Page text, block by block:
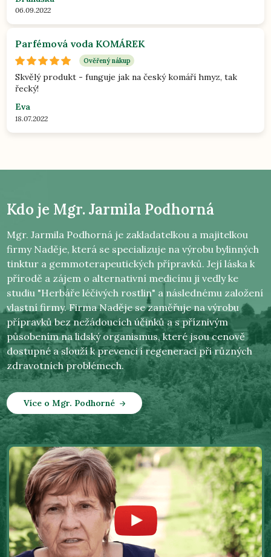
06.09.2022
Parfémová voda KOMÁREK
Ověřený nákup
Skvělý produkt - funguje jak na český komáří hmyz, tak
řecký!
Eva
18.07.2022
Kdo je Mgr. Jarmila Podhorná
Mgr. Jarmila Podhorná je zakladatelkou a majitelkou
firmy Naděje, která se specializuje na výrobu bylinných
tinktur a gemmoterapeutických přípravků. Její láska k
přírodě a zájem o alternativní medicínu ji vedly ke
studiu "Herbáře léčivých rostlin" a následnému založení
vlastní firmy. Firma Naděje se zaměřuje na výrobu
přípravků bez nežádoucích účinků a s příznivým
působením na lidský organismus, které jsou cenově
dostupné a slouží k prevenci i regeneraci při různých
zdravotních problémech.
Více o Mgr. Podhorné